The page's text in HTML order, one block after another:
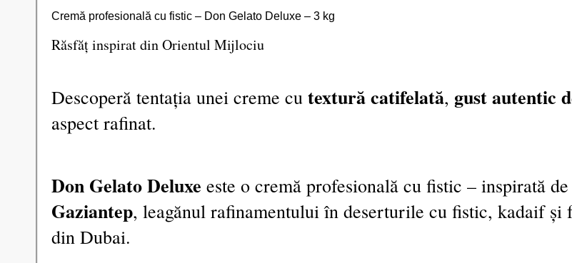
Cremă profesională cu fistic – Don Gelato Deluxe – 3 kg
Răsfăț inspirat din Orientul Mijlociu
Descoperă tentația unei creme cu textură catifelată, gust autentic
aspect rafinat.
Don Gelato Deluxe este o cremă profesională cu fistic – inspirată
Gaziantep, leagănul rafinamentului în deserturile cu fistic, kadaif
din Dubai.